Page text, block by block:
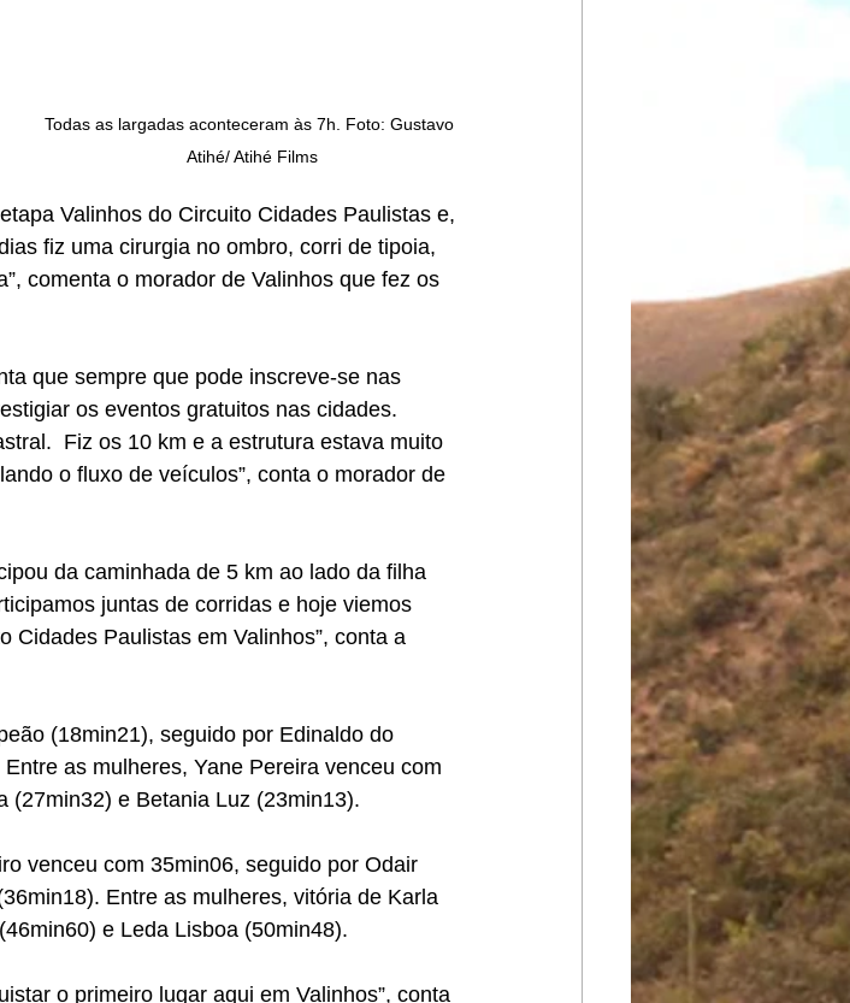
Todas as largadas aconteceram às 7h. Foto: Gustavo
Atihé/ Atihé Films
Valinhos do Circuito Cidades Paulistas e,
fiz uma cirurgia no ombro, corri de tipoia,
comenta o morador de Valinhos que fez os
que sempre que pode inscreve-se nas
os eventos gratuitos nas cidades.
Fiz os 10 km e a estrutura estava muito
o fluxo de veículos”, conta o morador de
da caminhada de 5 km ao lado da filha
juntas de corridas e hoje viemos
Cidades Paulistas em Valinhos”, conta a
(18min21), seguido por Edinaldo do
as mulheres, Yane Pereira venceu com
(27min32) e Betania Luz (23min13).
venceu com 35min06, seguido por Odair
Entre as mulheres, vitória de Karla
e Leda Lisboa (50min48).
o primeiro lugar aqui em Valinhos”, conta